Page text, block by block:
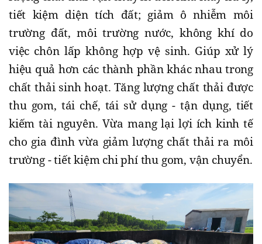
tiết kiệm diện tích đất; giảm ô nhiễm môi
trường đất, môi trường nước, không khí do
việc chôn lấp không hợp vệ sinh. Giúp xử lý
hiệu quả hơn các thành phần khác nhau trong
chất thải sinh hoạt. Tăng lượng chất thải được
thu gom, tái chế, tái sử dụng - tận dụng, tiết
kiếm tài nguyên. Vừa mang lại lợi ích kinh tế
cho gia đình vừa giảm lượng chất thải ra môi
trường - tiết kiệm chi phí thu gom, vận chuyển.